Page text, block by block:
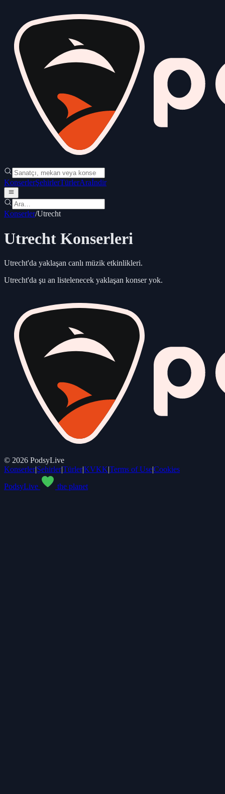
KonserlerŞehirlerTürlerAraİndir
Konserler/Utrecht
Utrecht Konserleri
Utrecht'da yaklaşan canlı müzik etkinlikleri.
Utrecht'da şu an listelenecek yaklaşan konser yok.
© 2026 PodsyLive
Konserler|Şehirler|Türler|KVKK|Terms of Use|Cookies
PodsyLive
the planet